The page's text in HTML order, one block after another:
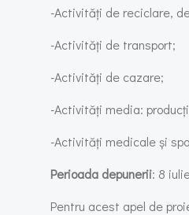
-Activități de reciclare,
-Activități de transport;
-Activități de cazare;
-Activități media:
-Activități medicale și
Perioada depunerii: 8
Pentru acest apel de